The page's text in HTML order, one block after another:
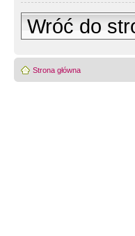
Wróć do
Strona główna